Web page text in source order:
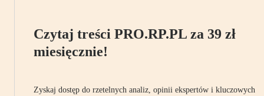
Czytaj treści PRO.RP.PL za 39 zł
miesięcznie!
Zyskaj dostęp do rzetelnych analiz, opinii ekspertów i kluczowych